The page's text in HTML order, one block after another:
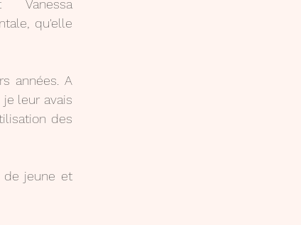
qu'elle
années. A
je leur avais
des
de jeune et